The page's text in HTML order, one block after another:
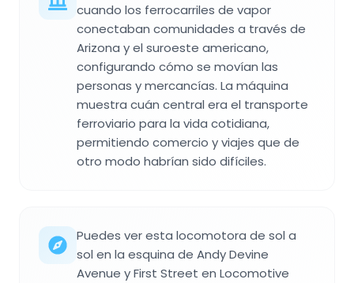
cuando los ferrocarriles de vapor
conectaban comunidades a través de
Arizona y el suroeste americano,
configurando cómo se movían las
personas y mercancías. La máquina
muestra cuán central era el transporte
ferroviario para la vida cotidiana,
permitiendo comercio y viajes que de
otro modo habrían sido difíciles.
Puedes ver esta locomotora de sol a
sol en la esquina de Andy Devine
Avenue y First Street en Locomotive